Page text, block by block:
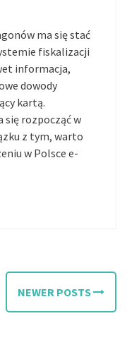
ma się stać
fiskalizacji
informacja,
dowody
kartą.
się rozpocząć w
z tym, warto
w Polsce e-
NEWER POSTS